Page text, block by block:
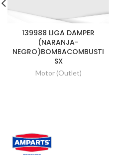
139988 LIGA DAMPER
(NARANJA-
NEGRO)BOMBACOMBUSTI
SX
Motor (Outlet)